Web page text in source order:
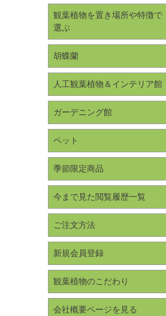
観葉植物を置き場所や特徴で
選ぶ
胡蝶蘭
人工観葉植物＆インテリア館
ガーデニング館
ペット
季節限定商品
今まで見た閲覧履歴一覧
ご注文方法
新規会員登録
観葉植物のこだわり
会社概要ページを見る